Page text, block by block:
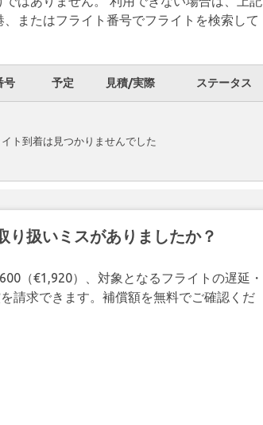
またはフライト番号でフライトを検索して
号 予定 見積/実際 ステータス
ト到着は見つかりませんでした
り扱いミスがありましたか？
（€1,920）、対象となるフライトの遅延・
請求できます。補償額を無料でご確認くだ